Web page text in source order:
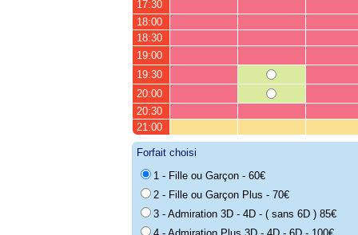
17:30
18:00
18:30
19:00
19:30
20:00
20:30
21:00
Forfait choisi
1 - Fille ou Garçon - 60€
2 - Fille ou Garçon Plus - 70€
3 - Admiration 3D - 4D - ( sans 6D ) 85€